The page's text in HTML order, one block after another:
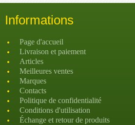
Informations
Page d'accueil
Livraison et paiement
Articles
Meilleures ventes
Marques
Contacts
Politique de confidentialité
Conditions d'utilisation
Échange et retour de produits